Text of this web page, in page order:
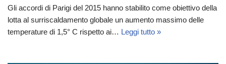
Gli accordi di Parigi del 2015 hanno stabilito come obiettivo della
lotta al surriscaldamento globale un aumento massimo delle
temperature di 1,5° C rispetto ai… Leggi tutto »